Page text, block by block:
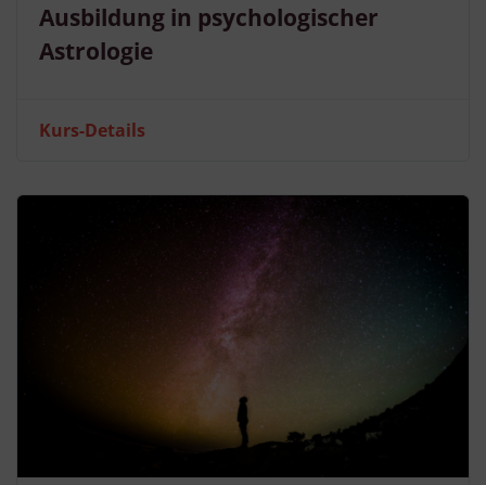
Ausbildung in psychologischer
Astrologie
Kurs-Details